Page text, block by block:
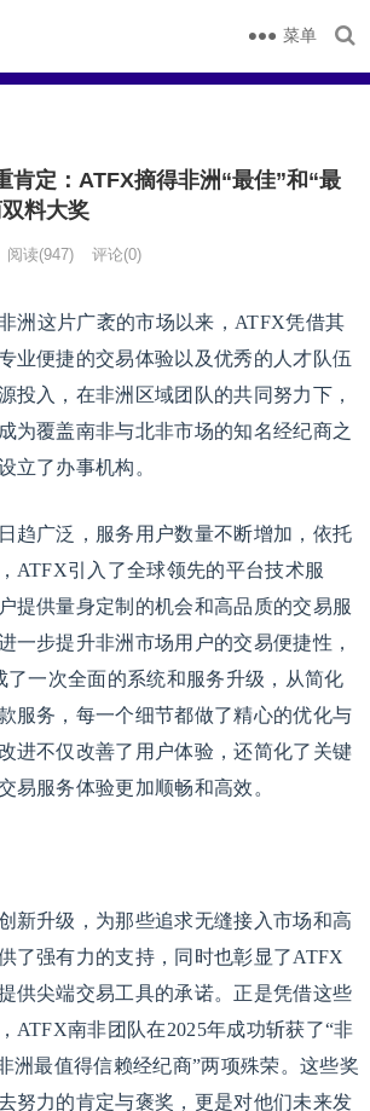
菜单
肯定：ATFX摘得非洲“最佳”和“最
料大奖
阅读(947) 评论(0)
洲这片广袤的市场以来，ATFX凭借其
业便捷的交易体验以及优秀的人才队伍
投入，在非洲区域团队的共同努力下，
为覆盖南非与北非市场的知名经纪商之
立了办事机构。
趋广泛，服务用户数量不断增加，依托
ATFX引入了全球领先的平台技术服
提供量身定制的机会和高品质的交易服
一步提升非洲市场用户的交易便捷性，
了一次全面的系统和服务升级，从简化
服务，每一个细节都做了精心的优化与
进不仅改善了用户体验，还简化了关键
易服务体验更加顺畅和高效。
新升级，为那些追求无缝接入市场和高
了强有力的支持，同时也彰显了ATFX
供尖端交易工具的承诺。正是凭借这些
ATFX南非团队在2025年成功斩获了“非
洲最值得信赖经纪商”两项殊荣。这些奖
努力的肯定与褒奖，更是对他们未来发